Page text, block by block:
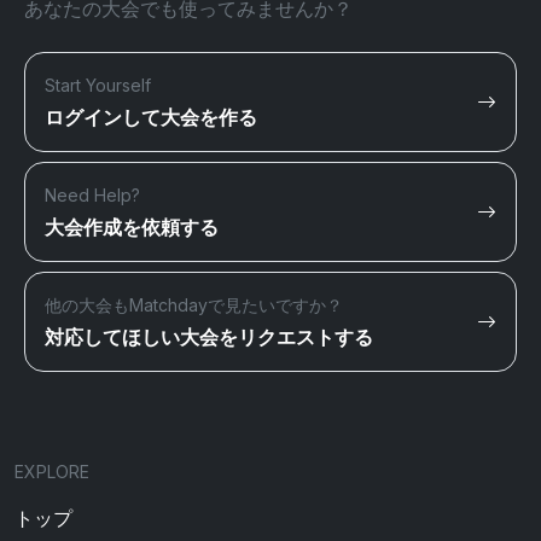
あなたの大会でも使ってみませんか？
Start Yourself
ログインして大会を作る
Need Help?
大会作成を依頼する
他の大会もMatchdayで見たいですか？
対応してほしい大会をリクエストする
EXPLORE
トップ